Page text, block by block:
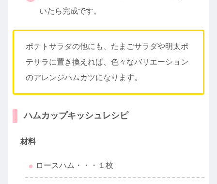
いたら完成です。
ポテトサラダの他にも、たまごサラダや明太ポ
テサラに置き換えれば、色々なバリエーション
のアレンジハムカツになります。
ハムカップキッシュレシピ
材料
ロースハム・・・１枚